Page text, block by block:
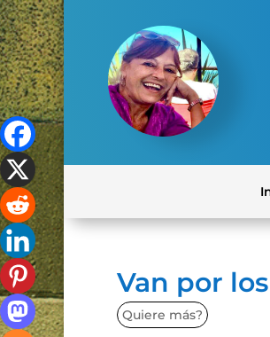
Van por
Quiere más?